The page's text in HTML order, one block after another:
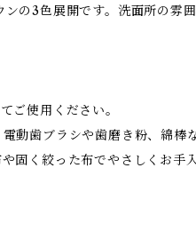
の3色展開です。洗面所の雰
ご使用ください。
動歯ブラシや歯磨き粉、綿棒
固く絞った布でやさしくお手